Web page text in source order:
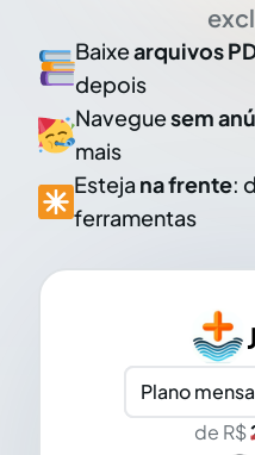
Baixearquivos
depois
Naveguesem
mais
Esteja na frente:
ferramentas
Plano
de R$